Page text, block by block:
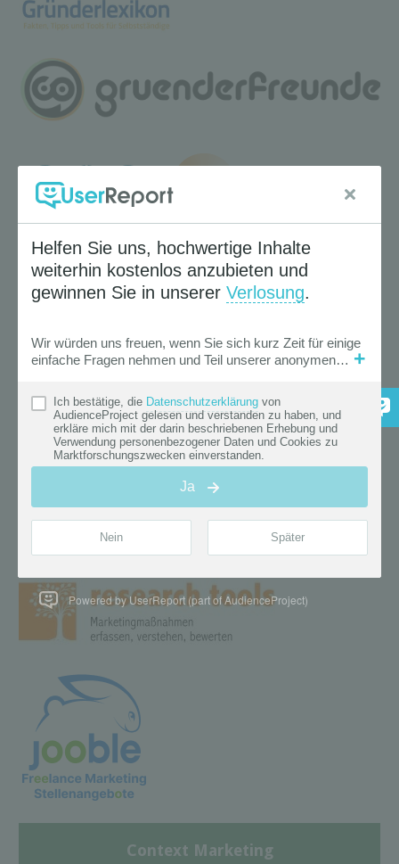
Context Marketing
Powered by UserReport (part of AudienceProject)